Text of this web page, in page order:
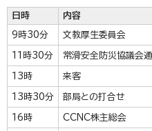
日時 内容
9時30分 文教厚生委員会
11時30分 常滑安全防災協議会
13時 来客
13時30分 部局との打合せ
16時 CCNC株主総会